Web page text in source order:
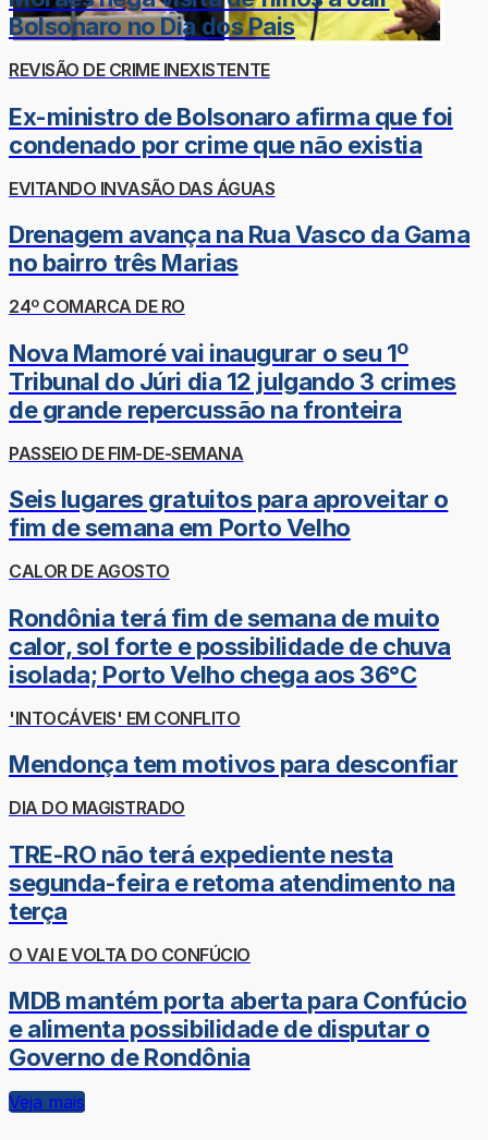
Bolsonaro no Dia dos Pais
REVISÃO DE CRIME INEXISTENTE
Ex-ministro de Bolsonaro afirma que foi
condenado por crime que não existia
EVITANDO INVASÃO DAS ÁGUAS
Drenagem avança na Rua Vasco da Gama
no bairro três Marias
24º COMARCA DE RO
Nova Mamoré vai inaugurar o seu 1º
Tribunal do Júri dia 12 julgando 3 crimes
de grande repercussão na fronteira
PASSEIO DE FIM-DE-SEMANA
Seis lugares gratuitos para aproveitar o
fim de semana em Porto Velho
CALOR DE AGOSTO
Rondônia terá fim de semana de muito
calor, sol forte e possibilidade de chuva
isolada; Porto Velho chega aos 36°C
'INTOCÁVEIS' EM CONFLITO
Mendonça tem motivos para desconfiar
DIA DO MAGISTRADO
TRE-RO não terá expediente nesta
segunda-feira e retoma atendimento na
terça
O VAI E VOLTA DO CONFÚCIO
MDB mantém porta aberta para Confúcio
e alimenta possibilidade de disputar o
Governo de Rondônia
Veja mais